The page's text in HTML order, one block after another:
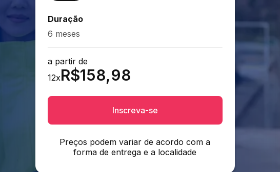
Duração
6 meses
a partir de
12xR$158,98
Inscreva-se
Preços podem variar de acordo com a
forma de entrega e a localidade